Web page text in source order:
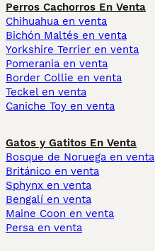
Perros Cachorros En Venta
Chihuahua en venta
Bichón Maltés en venta
Yorkshire Terrier en venta
Pomerania en venta
Border Collie en venta
Teckel en venta
Caniche Toy en venta
Gatos y Gatitos En Venta
Bosque de Noruega en venta
Británico en venta
Sphynx en venta
Bengalí en venta
Maine Coon en venta
Persa en venta